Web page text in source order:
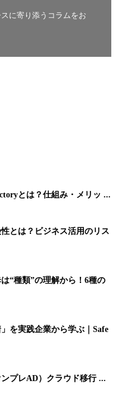
に寄り添うコラムをお
とは？仕組み・メリッ ...
とは？ビジネス活用のリス
“種類”の理解から！6種の
を実践企業から学ぶ｜Safe
プレAD）クラウド移行 ...